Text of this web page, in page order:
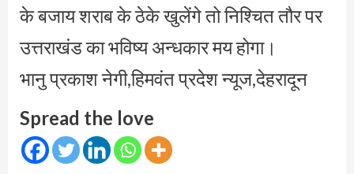
के बजाय शराब के ठेके खुलेंगे तो निश्चित तौर पर
उत्तराखंड का भविष्य अन्धकार मय होगा।
भानु प्रकाश नेगी,हिमवंत प्रदेश न्यूज,देहरादून
Spread the love